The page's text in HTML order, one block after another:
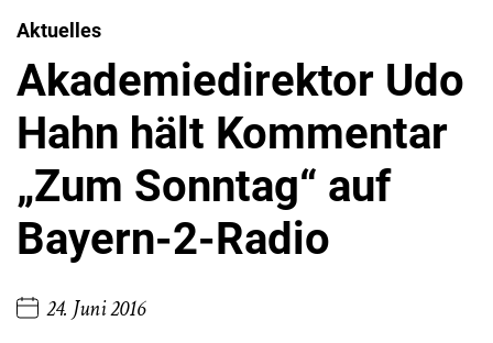
Aktuelles
Akademiedirektor Udo
Hahn hält Kommentar
„Zum Sonntag“ auf
Bayern-2-Radio
24. Juni 2016